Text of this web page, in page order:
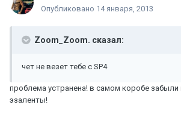
Опубликовано 14 января, 2013
Zoom_Zoom. сказал:
чет не везет тебе с SP4
проблема устранена! в самом коробе
эзаленты!